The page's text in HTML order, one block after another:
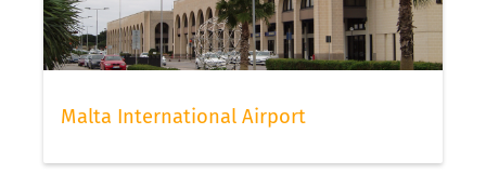
Malta International Airport